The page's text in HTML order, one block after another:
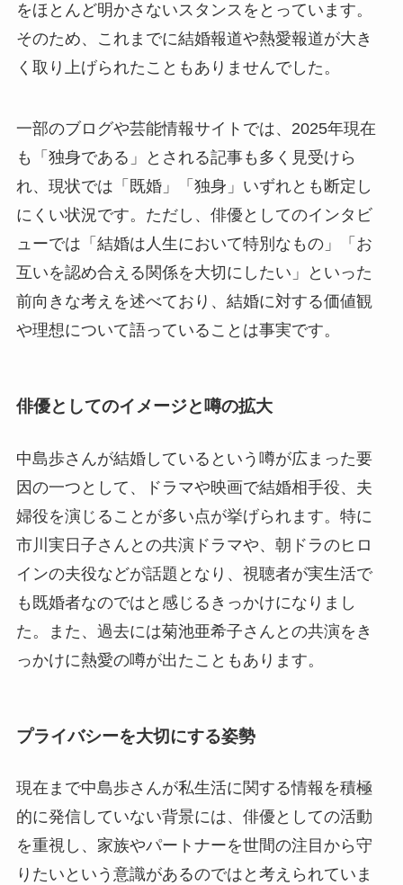
をほとんど明かさないスタンスをとっています。
そのため、これまでに結婚報道や熱愛報道が大き
く取り上げられたこともありませんでした。
一部のブログや芸能情報サイトでは、2025年現在
も「独身である」とされる記事も多く見受けら
れ、現状では「既婚」「独身」いずれとも断定し
にくい状況です。ただし、俳優としてのインタビ
ューでは「結婚は人生において特別なもの」「お
互いを認め合える関係を大切にしたい」といった
前向きな考えを述べており、結婚に対する価値観
や理想について語っていることは事実です。
俳優としてのイメージと噂の拡大
中島歩さんが結婚しているという噂が広まった要
因の一つとして、ドラマや映画で結婚相手役、夫
婦役を演じることが多い点が挙げられます。特に
市川実日子さんとの共演ドラマや、朝ドラのヒロ
インの夫役などが話題となり、視聴者が実生活で
も既婚者なのではと感じるきっかけになりまし
た。また、過去には菊池亜希子さんとの共演をき
っかけに熱愛の噂が出たこともあります。
プライバシーを大切にする姿勢
現在まで中島歩さんが私生活に関する情報を積極
的に発信していない背景には、俳優としての活動
を重視し、家族やパートナーを世間の注目から守
りたいという意識があるのではと考えられていま